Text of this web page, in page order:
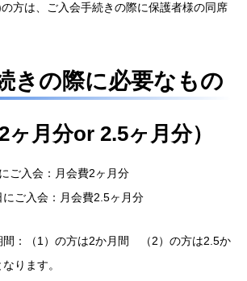
方は、ご入会手続きの際に保護者様の同席
きの際に必要なもの
ヶ月分or 2.5ヶ月分）
ご入会：月会費2ヶ月分
にご入会：月会費2.5ヶ月分
：（1）の方は2か月間 （2）の方は2.5か
ります。